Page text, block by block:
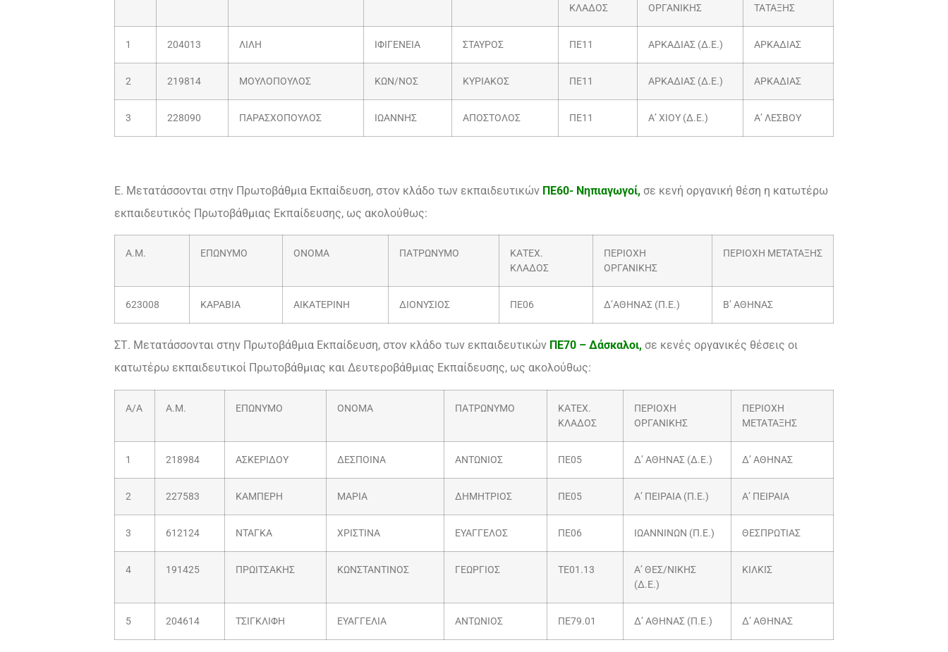
ΚΛΑΔΟΣ
ΟΡΓΑΝΙΚΗΣ
ΤΑΤΑΞΗΣ
1 204013 ΛΙΛΗ ΙΦΙΓΕΝΕΙΑ ΣΤΑΥΡΟΣ ΠΕ11 ΑΡΚΑΔΙΑΣ (Δ.Ε.) ΑΡΚΑΔΙΑΣ
2 219814 ΜΟΥΛΟΠΟΥΛΟΣ ΚΩΝ/ΝΟΣ ΚΥΡΙΑΚΟΣ ΠΕ11 ΑΡΚΑΔΙΑΣ (Δ.Ε.) ΑΡΚΑΔΙΑΣ
3 228090 ΠΑΡΑΣΧΟΠΟΥΛΟΣ ΙΩΑΝΝΗΣ ΑΠΟΣΤΟΛΟΣ ΠΕ11 Α’ ΧΙΟΥ (Δ.Ε.) Α’ ΛΕΣΒΟΥ
Ε. Μετατάσσονται στην Πρωτοβάθμια Εκπαίδευση, στον κλάδο των εκπαιδευτικών ΠΕ60- Νηπιαγωγοί, σε κενή οργανική θέση η κατωτέρω
εκπαιδευτικός Πρωτοβάθμιας Εκπαίδευσης, ως ακολούθως:
Α.Μ. ΕΠΩΝΥΜΟ ΟΝΟΜΑ ΠΑΤΡΩΝΥΜΟ
ΚΑΤΕΧ.
ΚΛΑΔΟΣ
ΠΕΡΙΟΧΗ
ΟΡΓΑΝΙΚΗΣ
ΠΕΡΙΟΧΗ ΜΕΤΑΤΑΞΗΣ
623008 ΚΑΡΑΒΙΑ ΑΙΚΑΤΕΡΙΝΗ ΔΙΟΝΥΣΙΟΣ ΠΕ06 Δ’ΑΘΗΝΑΣ (Π.Ε.) Β’ ΑΘΗΝΑΣ
ΣΤ. Μετατάσσονται στην Πρωτοβάθμια Εκπαίδευση, στον κλάδο των εκπαιδευτικών ΠΕ70 – Δάσκαλοι, σε κενές οργανικές θέσεις οι
κατωτέρω εκπαιδευτικοί Πρωτοβάθμιας και Δευτεροβάθμιας Εκπαίδευσης, ως ακολούθως:
Α/Α Α.Μ. ΕΠΩΝΥΜΟ ΟΝΟΜΑ ΠΑΤΡΩΝΥΜΟ
ΚΑΤΕΧ.
ΚΛΑΔΟΣ
ΠΕΡΙΟΧΗ
ΟΡΓΑΝΙΚΗΣ
ΠΕΡΙΟΧΗ
ΜΕΤΑΤΑΞΗΣ
1 218984 ΑΣΚΕΡΙΔΟΥ ΔΕΣΠΟΙΝΑ ΑΝΤΩΝΙΟΣ ΠΕ05 Δ’ ΑΘΗΝΑΣ (Δ.Ε.) Δ’ ΑΘΗΝΑΣ
2 227583 ΚΑΜΠΕΡΗ ΜΑΡΙΑ ΔΗΜΗΤΡΙΟΣ ΠΕ05 Α’ ΠΕΙΡΑΙΑ (Π.Ε.) Α’ ΠΕΙΡΑΙΑ
3 612124 ΝΤΑΓΚΑ ΧΡΙΣΤΙΝΑ ΕΥΑΓΓΕΛΟΣ ΠΕ06 ΙΩΑΝΝΙΝΩΝ (Π.Ε.) ΘΕΣΠΡΩΤΙΑΣ
4 191425 ΠΡΩΙΤΣΑΚΗΣ ΚΩΝΣΤΑΝΤΙΝΟΣ ΓΕΩΡΓΙΟΣ ΤΕ01.13
Α’ ΘΕΣ/ΝΙΚΗΣ
(Δ.Ε.)
ΚΙΛΚΙΣ
5 204614 ΤΣΙΓΚΛΙΦΗ ΕΥΑΓΓΕΛΙΑ ΑΝΤΩΝΙΟΣ ΠΕ79.01 Δ’ ΑΘΗΝΑΣ (Π.Ε.) Δ’ ΑΘΗΝΑΣ